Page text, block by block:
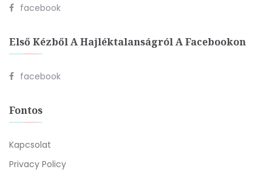
facebook
Első Kézből A Hajléktalanságról A Facebookon
facebook
Fontos
Kapcsolat
Privacy Policy